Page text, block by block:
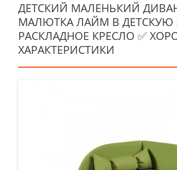
ДЕТСКИЙ МАЛЕНЬКИЙ
МАЛЮТКА ЛАЙМ В ДЕТСКУЮ
РАСКЛАДНОЕ КРЕСЛО ✅
ХАРАКТЕРИСТИКИ